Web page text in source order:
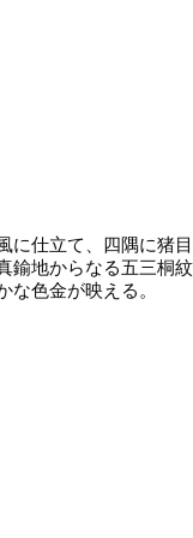
仕立て、四隅に猪
鍮地からなる五三桐
な色金が映える。